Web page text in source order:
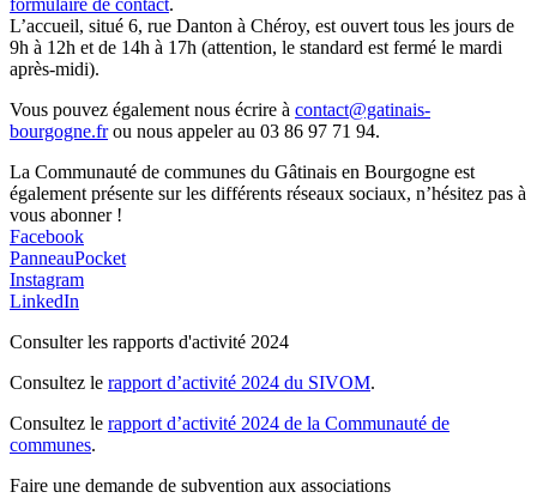
formulaire de contact.
L’accueil, situé 6, rue Danton à Chéroy, est ouvert tous les jours de
9h à 12h et de 14h à 17h (attention, le standard est fermé le mardi
après-midi).
Vous pouvez également nous écrire à contact@gatinais-
bourgogne.frou nous appeler au 03 86 97 71 94.
La Communauté de communes du Gâtinais en Bourgogne est
également présente sur les différents réseaux sociaux, n’hésitez pas à
vous abonner !
Facebook
PanneauPocket
Instagram
LinkedIn
Consulter les rapports d'activité 2024
Consultez le rapport d’activité 2024 du SIVOM.
Consultez le rapport d’activité 2024 de la Communauté de
communes.
Faire une demande de subvention aux associations